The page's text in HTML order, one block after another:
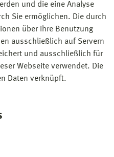
und die eine Analyse
Sie ermöglichen. Die durch
über Ihre Benutzung
ausschließlich auf Servern
und ausschließlich für
Webseite verwendet. Die
Daten verknüpft.